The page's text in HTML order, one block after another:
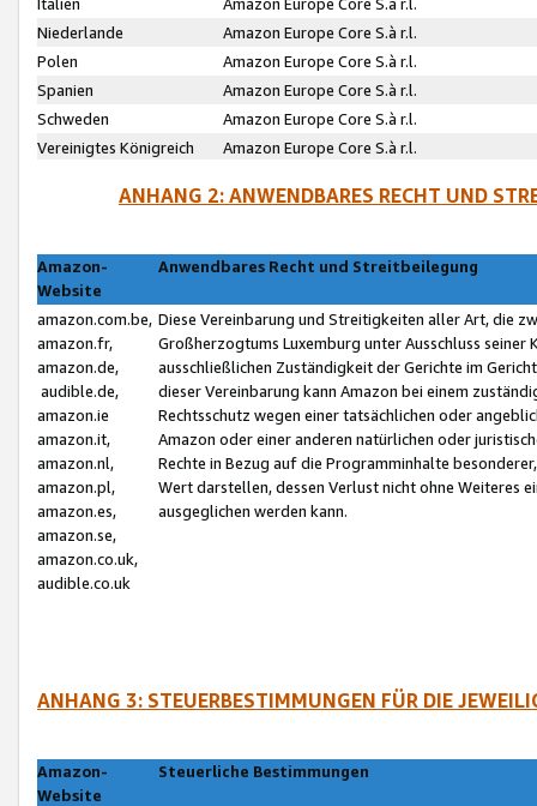
Niederlande
Amazon Europe Core S.à r.l.
Polen
Amazon Europe Core S.à r.l.
Spanien
Amazon Europe Core S.à r.l.
Schweden
Amazon Europe Core S.à r.l.
Vereinigtes Königreich
Amazon Europe Core S.à r.l.
ANHANG 2: ANWENDBARES RECHT UND
Amazon-
Website
Anwendbares Recht und Streitbeilegung
amazon.com.be,
amazon.fr,
amazon.de,
audible.de,
amazon.ie
amazon.it,
amazon.nl,
amazon.pl,
amazon.es,
amazon.se,
amazon.co.uk,
audible.co.uk
Diese Vereinbarung und Streitigkeiten aller Art, die
Großherzogtums Luxemburg unter Ausschluss
ausschließlichen Zuständigkeit der Gerichte im
dieser Vereinbarung kann Amazon bei einem
Rechtsschutz wegen einer tatsächlichen oder
Amazon oder einer anderen natürlichen oder
Rechte in Bezug auf die Programminhalte
Wert darstellen, dessen Verlust nicht ohne Weiteres
ausgeglichen werden kann.
ANHANG 3: STEUERBESTIMMUNGEN FÜR DIE
Amazon-
Website
Steuerliche Bestimmungen